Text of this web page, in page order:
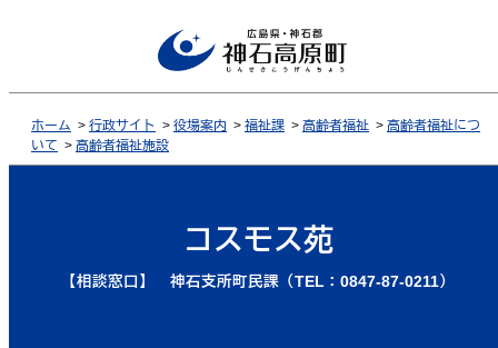
ホーム > 行政サイト > 役場案内 > 福祉課 > 高齢者福祉 > 高齢者福祉につ
いて > 高齢者福祉施設
コスモス苑
【相談窓口】 神石支所町民課（TEL：0847-87-0211）